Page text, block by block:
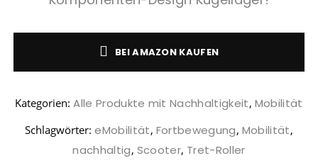
TIPPS GEGEN
KLIMAWANDEL:
WAS KANNST
PLASTIKFREI
ERKENNST DU
NACHHALTIGE
WACHSTÜCHER
MACHEN (DIY)
– ALTERNATIVE
PLASTIKFOLIE
BEI AMAZON KAUFEN
Kategorien:Alle Produkte mit Nachhaltigkeit, Mobilität
Schlagwörter:eMobilität, Fortbewegung, Mobilität,
nachhaltig, Scooter, Tret-Roller